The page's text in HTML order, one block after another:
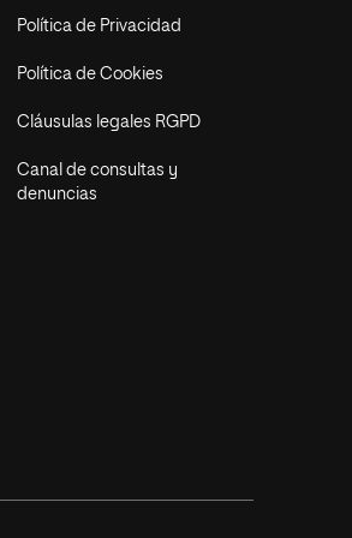
Política de Privacidad
Política de Cookies
Cláusulas legales RGPD
Canal de consultas y
denuncias